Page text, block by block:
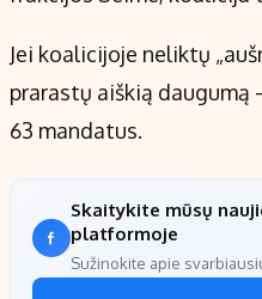
Jei koalicijoje neliktų
prarastų aiškią
63 mandatus.
Skaitykite mūsų
platformoje
Sužinokite apie